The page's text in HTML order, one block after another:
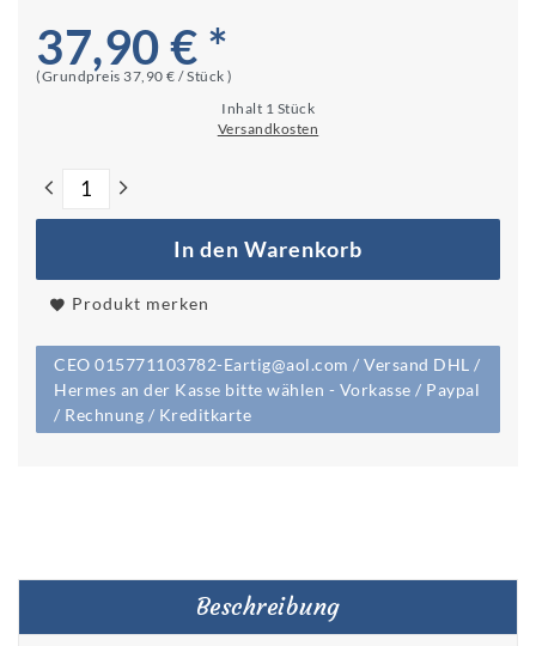
37,90 € *
(Grundpreis 37,90 € / Stück )
Inhalt 1 Stück
Versandkosten
In den Warenkorb
Produkt merken
CEO 015771103782-Eartig@aol.com / Versand DHL /
Hermes an der Kasse bitte wählen - Vorkasse / Paypal
/ Rechnung / Kreditkarte
Beschreibung